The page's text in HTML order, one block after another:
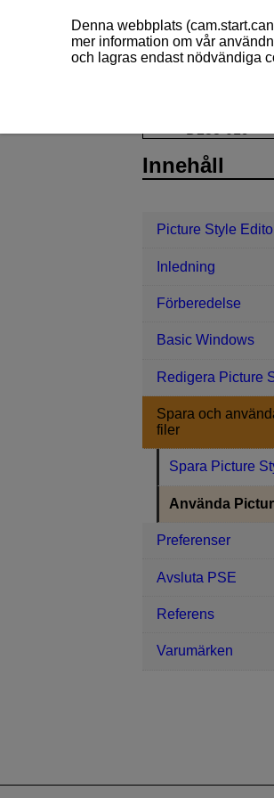
Innehåll
Picture Style
Inledning
Förberedelse
Basic Windows
Redigera Picture
Spara och
filer
Spara Picture
Använda
Preferenser
Avsluta PSE
Referens
Varumärken
Denna webbplats
mer information om vår
och lagras endast nödvändiga